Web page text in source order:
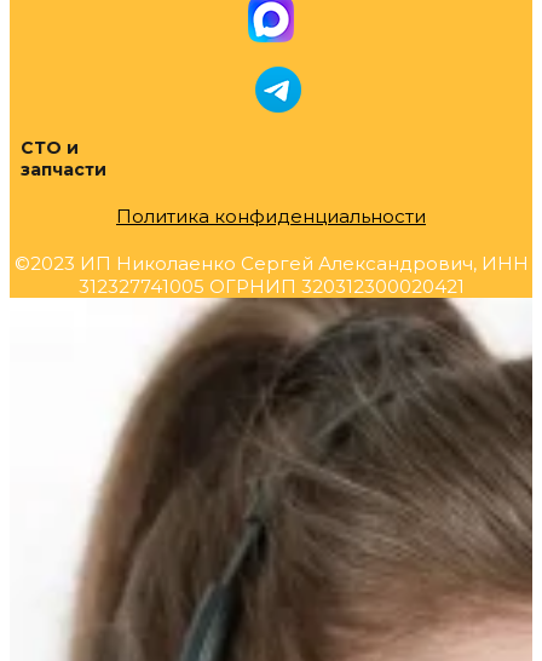
СТО и
запчасти
Политика конфиденциальности
©2023 ИП Николаенко Сергей Александрович, ИНН
312327741005 ОГРНИП 320312300020421